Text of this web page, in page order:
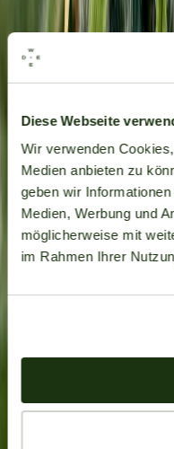
Diese Webseite
Wir verwenden
Medien anbieten zu
geben wir
Medien, Werbung und
möglicherweise mit
im Rahmen Ihrer